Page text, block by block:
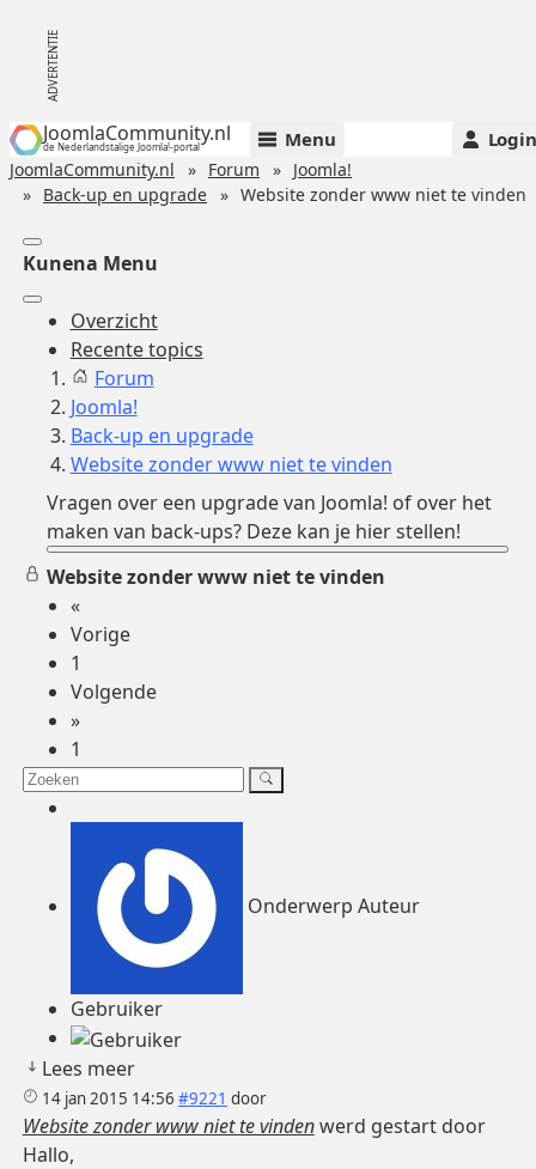
JoomlaCommunity.nl
de Nederlandstalige Joomla!-portal Menu Login
JoomlaCommunity.nl Forum
Joomla!
Back-up en upgrade
Website zonder www niet te vinden
Kunena Menu
Overzicht
Recente topics
Forum
Joomla!
Back-up en upgrade
Website zonder www niet te vinden
Vragen over een upgrade van Joomla! of over het
maken van back-ups? Deze kan je hier stellen!
Website zonder www niet te vinden
«
Vorige
1
Volgende
»
1
Onderwerp Auteur
Gebruiker
Lees meer
14 jan 2015 14:56 #9221 door
Website zonder www niet te vindenwerd gestart door
Hallo,